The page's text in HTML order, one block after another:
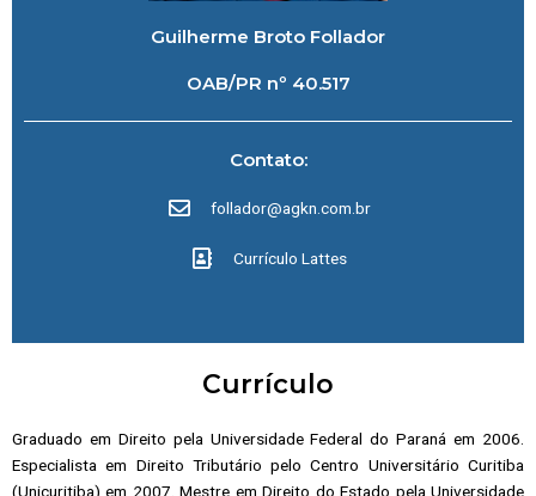
Guilherme Broto Follador
OAB/PR nº 40.517
Contato:
follador@agkn.com.br
Currículo Lattes
Currículo
Graduado em Direito pela Universidade Federal do Paraná em 2006.
Especialista em Direito Tributário pelo Centro Universitário Curitiba
(Unicuritiba) em 2007. Mestre em Direito do Estado pela Universidade